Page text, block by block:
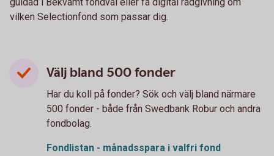
guidad i Bekvämt fondval eller få digital rådgivning om
vilken Selectionfond som passar dig.
Välj bland 500 fonder
Har du koll på fonder? Sök och välj bland närmare
500 fonder - både från Swedbank Robur och andra
fondbolag.
Fondlistan - månadsspara i valfri fond